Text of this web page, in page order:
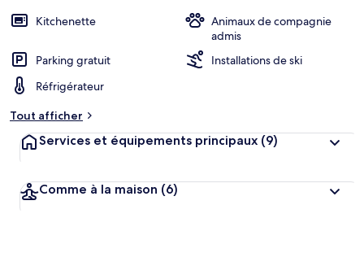
Kitchenette
Animaux de compagnie
admis
Parking gratuit
Installations de ski
Réfrigérateur
Tout afficher
Services et équipements principaux (9)
Comme à la maison (6)